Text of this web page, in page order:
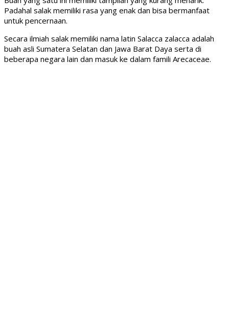
Padahal salak memiliki rasa yang enak dan bisa bermanfaat
untuk pencernaan.
Secara ilmiah salak memiliki nama latin Salacca zalacca adalah
buah asli Sumatera Selatan dan Jawa Barat Daya serta di
beberapa negara lain dan masuk ke dalam famili Arecaceae.